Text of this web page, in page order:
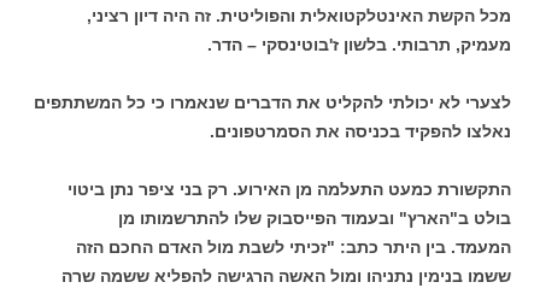
מכל הקשת האינטלקטואלית והפוליטית. זה היה דיון רציני,
מעמיק, תרבותי. בלשון ז'בוטינסקי – הדר.
לצערי לא יכולתי להקליט את הדברים שנאמרו כי כל המשתתפים
נאלצו להפקיד בכניסה את הסמרטפונים.
התקשורת כמעט התעלמה מן האירוע. רק בני ציפר נתן ביטוי
בולט ב"הארץ" ובעמוד הפייסבוק שלו להתרשמותו מן
המעמד. בין היתר כתב: "זכיתי לשבת מול האדם החכם הזה
ששמו בנימין נתניהו ומול האשה הרגישה להפליא ששמה שרה